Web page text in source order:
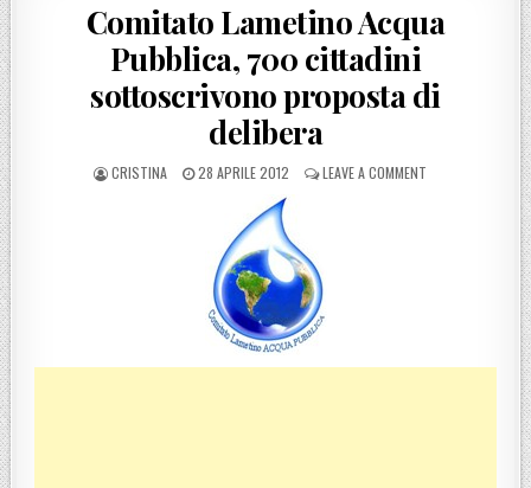
Comitato Lametino Acqua
Pubblica, 700 cittadini
sottoscrivono proposta di
delibera
POSTED BY
CRISTINA POSTED ON
28 APRILE 2012 LEAVE A COMMENTON COMITATO